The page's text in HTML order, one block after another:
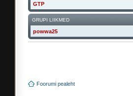
GTP
GRUPI LIIKMED
powwa25
Foorumi pealeht